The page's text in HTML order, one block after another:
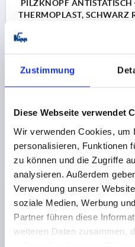
Zustimmung
Diese Webseite verwendet
Wir verwenden Cookies, um
personalisieren, Funktionen
zu können und die Zugriffe
analysieren. Außerdem
Verwendung unserer
soziale Medien, Werbung
Partner führen diese
weiteren Daten zusammen,
PILZKNOPF
THERMOPLAST, SCHWARZ
GEWINDE=M5
FARBE
3,77 CHF
zzgl. MwSt.
zzgl. Versandkosten
PRODUKTDETAILS